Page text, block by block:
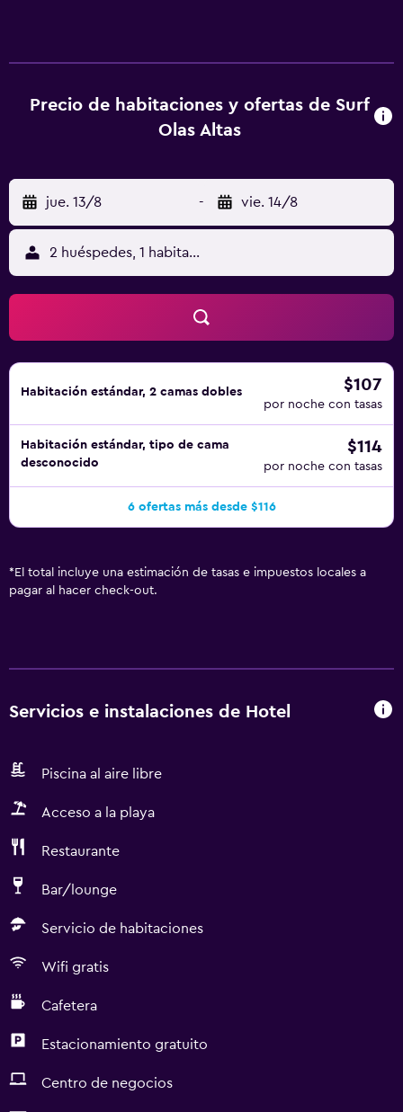
los días y es posible solicitar cambio de toallas. En el
alojamiento hay 2 piscinas al aire libre además de piscina
Precio de habitaciones y ofertas de Surf
Olas Altas
jue. 13/8 - vie. 14/8
2 huéspedes, 1 habitación
Habitación estándar, 2 camas dobles $107
por noche con tasas
Habitación estándar, tipo de cama
desconocido
$114
por noche con tasas
6 ofertas más desde $116
* El total incluye una estimación de tasas e impuestos locales a
pagar al hacer check-out.
Servicios e instalaciones de Hotel
Piscina al aire libre
Acceso a la playa
Restaurante
Bar/lounge
Servicio de habitaciones
Wifi gratis
Cafetera
Estacionamiento gratuito
Centro de negocios